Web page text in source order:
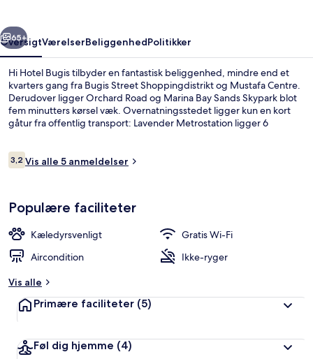
Næste
65+
OversigtVærelserBeliggenhedPolitikker
Hi Hotel Bugis tilbyder en fantastisk beliggenhed, mindre end et
kvarters gang fra Bugis Street Shoppingdistrikt og Mustafa Centre.
Derudover ligger Orchard Road og Marina Bay Sands Skypark blot
fem minutters kørsel væk. Overnatningsstedet ligger kun en kort
gåtur fra offentlig transport: Lavender Metrostation ligger 6
Anmeldelser
3,23,2 ud af 10.
Vis alle 5 anmeldelser
Populære faciliteter
Kæledyrsvenligt
Gratis Wi-Fi
Aircondition
Ikke-ryger
Vis alle
Primære faciliteter (5)
Føl dig hjemme (4)